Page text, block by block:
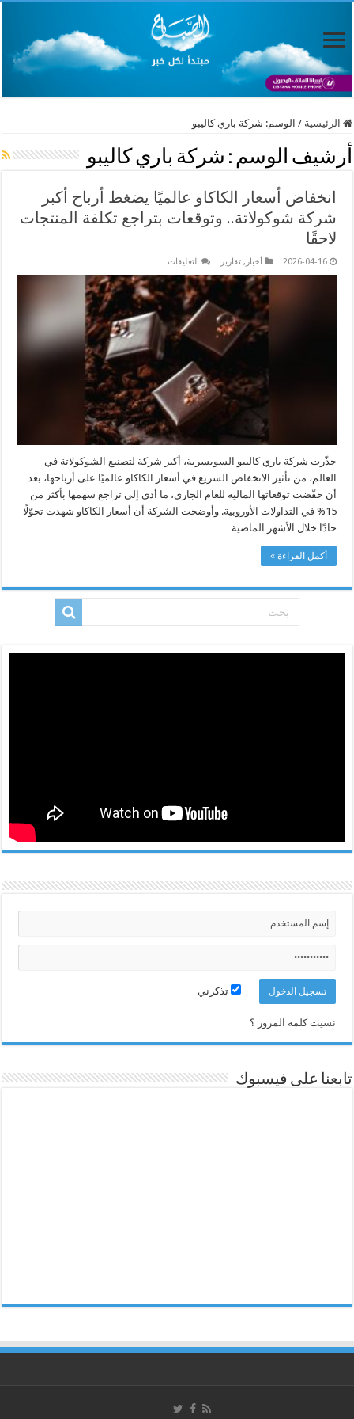
الرئيسية / الوسم: شركة باري كاليبو
أرشيف الوسم : شركة باري كاليبو
انخفاض أسعار الكاكاو عالميًا يضغط أرباح أكبر
شركة شوكولاتة.. وتوقعات بتراجع تكلفة المنتجات
لاحقًا
2026-04-16 أخبار ,تقارير التعليقات
أسعار
الكاكاو
عالميًا
يضغط
أرباح
أكبر
شركة
شوكولاتة..
وتوقعات
بتراجع
تكلفة
المنتجات
لاحقًا
مغلقة
حذّرت شركة باري كاليبو السويسرية، أكبر شركة لتصنيع الشوكولاتة في
العالم، من تأثير الانخفاض السريع في أسعار الكاكاو عالميًا على أرباحها، بعد
أن خفّضت توقعاتها المالية للعام الجاري، ما أدى إلى تراجع سهمها بأكثر من
15% في التداولات الأوروبية. وأوضحت الشركة أن أسعار الكاكاو شهدت تحوّلًا
حادًا خلال الأشهر الماضية …
أكمل القراءة »
تذكرني
نسيت كلمة المرور ؟
تابعنا على فيسبوك